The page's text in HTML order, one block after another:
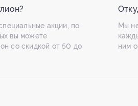
акции, по
вы можете
со скидкой от 50 до
Мы
ним